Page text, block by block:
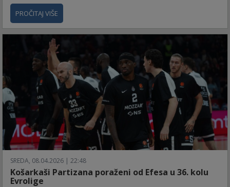
PROČITAJ VIŠE
SREDA, 08.04.2026 | 22:48
Košarkaši Partizana poraženi od Efesa u 36. kolu
Evrolige